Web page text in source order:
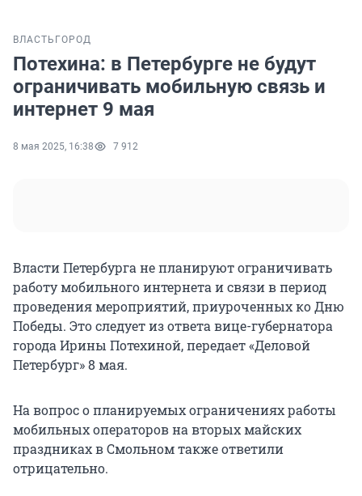
ВЛАСТЬ ГОРОД
Потехина: в Петербурге не будут
ограничивать мобильную связь и
интернет 9 мая
8 мая 2025, 16:38 7 912
Власти Петербурга не планируют ограничивать
работу мобильного интернета и связи в период
проведения мероприятий, приуроченных ко Дню
Победы. Это следует из ответа вице-губернатора
города Ирины Потехиной, передает «Деловой
Петербург» 8 мая.
На вопрос о планируемых ограничениях работы
мобильных операторов на вторых майских
праздниках в Смольном также ответили
отрицательно.